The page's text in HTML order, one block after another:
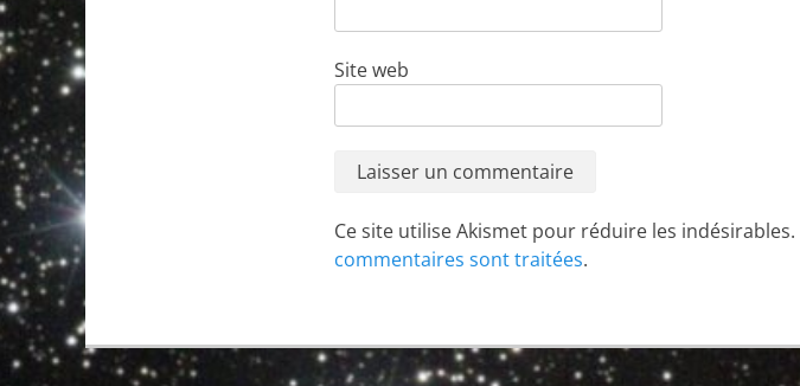
Site web
Ce site utilise Akismet pour réduire les indésirables.
commentaires sont traitées.